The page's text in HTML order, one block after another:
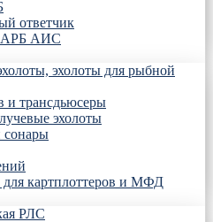
ответчик
АРБ АИС
эхолоты для рыбной
и трансдьюсеры
эхолоты
сонары
для картплоттеров и МФД
РЛС